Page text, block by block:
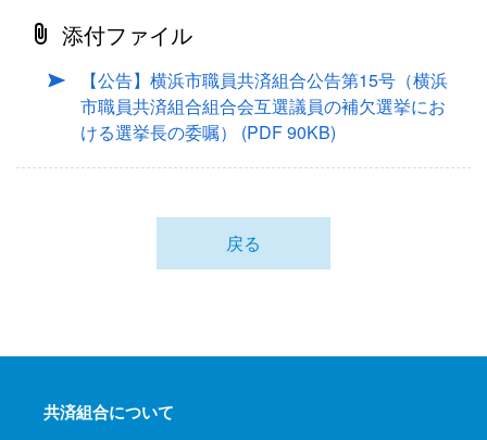
添付ファイル
【公告】横浜市職員共済組合公告第15号（横浜
市職員共済組合組合会互選議員の補欠選挙にお
ける選挙長の委嘱）
(PDF 90KB)
戻る
共済組合について